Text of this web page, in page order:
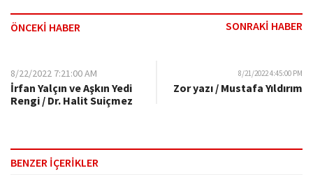
ÖNCEKİ HABER SONRAKİ HABER
8/22/2022 7:21:00 AM
İrfan Yalçın ve Aşkın Yedi
Rengi / Dr. Halit Suiçmez
8/21/2022 4:45:00 PM
Zor yazı / Mustafa Yıldırım
BENZER İÇERİKLER